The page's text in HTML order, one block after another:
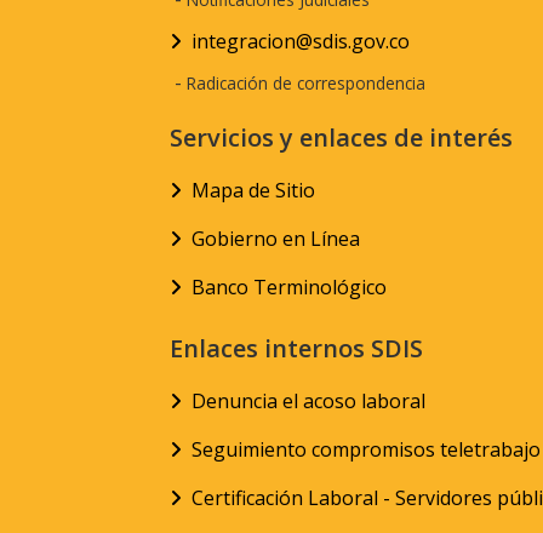
integracion@sdis.gov.co
- Radicación de correspondencia
Servicios y enlaces de interés
Mapa de Sitio
Gobierno en Línea
Banco Terminológico
Enlaces internos SDIS
Denuncia el acoso laboral
Seguimiento compromisos teletrabajo
Certificación Laboral - Servidores